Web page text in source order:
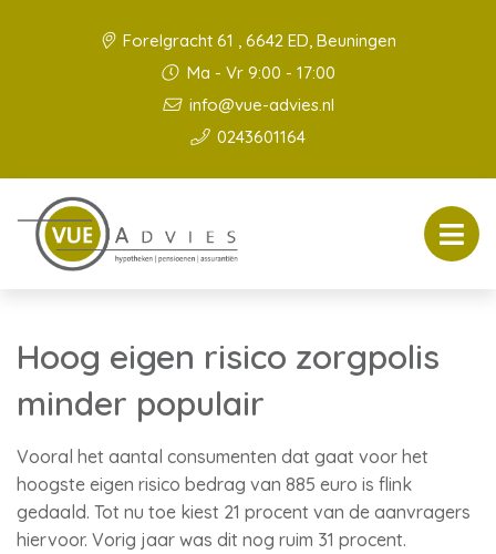
Forelgracht 61 , 6642 ED, Beuningen
Ma - Vr 9:00 - 17:00
info@vue-advies.nl
0243601164
Hoog eigen risico zorgpolis
minder populair
Vooral het aantal consumenten dat gaat voor het
hoogste eigen risico bedrag van 885 euro is flink
gedaald. Tot nu toe kiest 21 procent van de aanvragers
hiervoor. Vorig jaar was dit nog ruim 31 procent.